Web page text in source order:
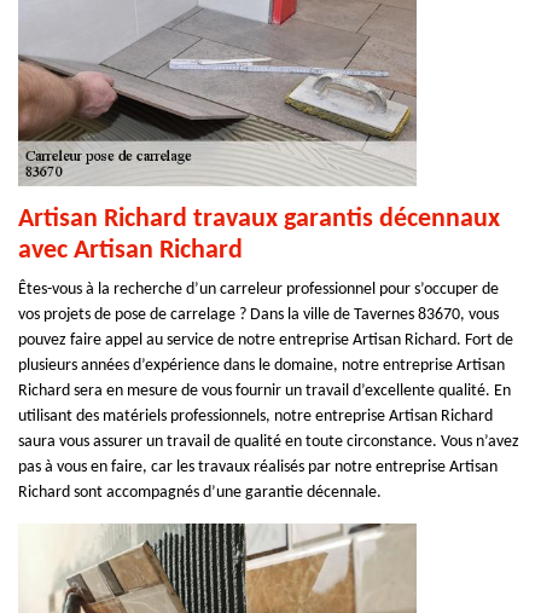
Artisan Richard travaux garantis décennaux
avec Artisan Richard
Êtes-vous à la recherche d’un carreleur professionnel pour s’occuper de
vos projets de pose de carrelage ? Dans la ville de Tavernes 83670, vous
pouvez faire appel au service de notre entreprise Artisan Richard. Fort de
plusieurs années d’expérience dans le domaine, notre entreprise Artisan
Richard sera en mesure de vous fournir un travail d’excellente qualité. En
utilisant des matériels professionnels, notre entreprise Artisan Richard
saura vous assurer un travail de qualité en toute circonstance. Vous n’avez
pas à vous en faire, car les travaux réalisés par notre entreprise Artisan
Richard sont accompagnés d’une garantie décennale.